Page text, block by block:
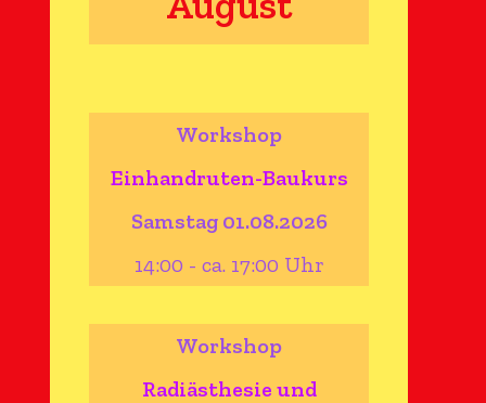
Workshop
Einhandruten-Baukurs
Samstag 01.08.2026
14:00 - ca. 17:00 Uhr
Workshop
Radiästhesie und